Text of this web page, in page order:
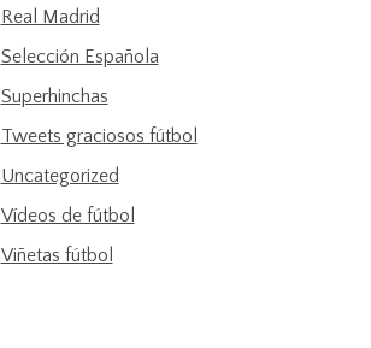
Real Madrid
Selección Española
Superhinchas
Tweets graciosos fútbol
Uncategorized
Vídeos de fútbol
Viñetas fútbol